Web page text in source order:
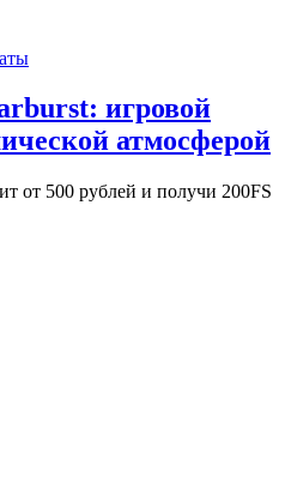
игровой
атмосферой
от 500 рублей и получи 200FS